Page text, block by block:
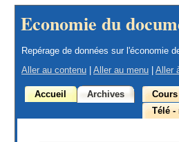
Economie du
Repérage de données sur l'économie
Aller au contenu
Aller au menu Aller
Accueil Archives Cours
Télé -